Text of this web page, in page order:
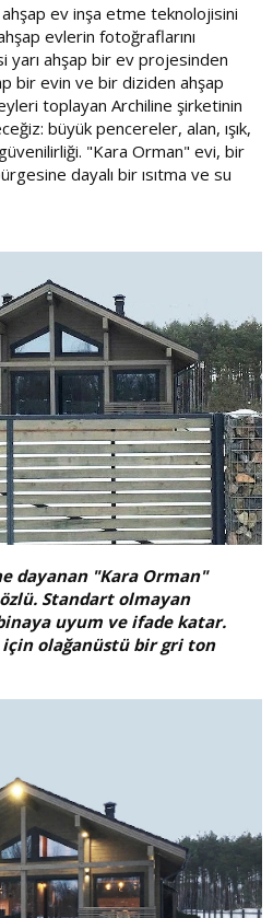
ev inşa etme teknolojisini
evlerin fotoğraflarını
yarı ahşap bir ev projesinden
bir evin ve bir diziden ahşap
toplayan Archiline şirketinin
büyük pencereler, alan, ışık,
güvenilirliği. "Kara Orman" evi, bir
dayalı bir ısıtma ve su
dayanan "Kara Orman"
Standart olmayan
uyum ve ifade katar.
için olağanüstü bir gri ton